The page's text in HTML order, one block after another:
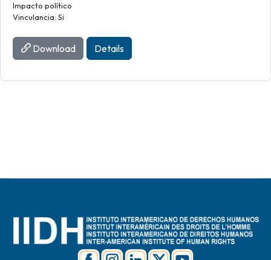
Impacto político
Vinculancia: Si
Download Details